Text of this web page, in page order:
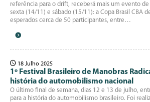
referência para o drift, receberá mais um evento
sexta (14/11) e sábado (15/11): a Copa Brasil CBA
esperados cerca de 50 participantes, entre…
18 Julho 2025
1º Festival Brasileiro de Manobras
história do automobilismo nacional
O último final de semana, dias 12 e 13 de julho,
para a história do automobilismo brasileiro. Foi